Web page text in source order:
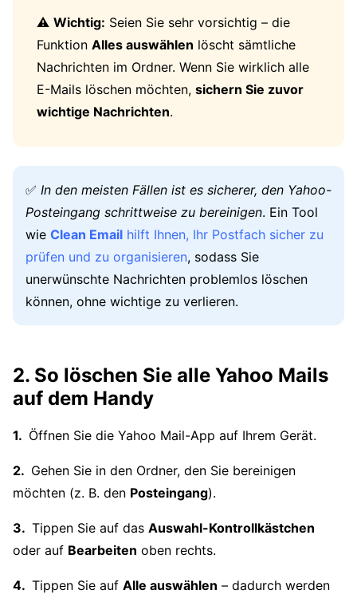
⚠️ Wichtig: Seien Sie sehr vorsichtig – die
Funktion Alles auswählen löscht sämtliche
Nachrichten im Ordner. Wenn Sie wirklich alle
E-Mails löschen möchten, sichern Sie zuvor
wichtige Nachrichten.
✅ In den meisten Fällen ist es sicherer, den Yahoo-
Posteingang schrittweise zu bereinigen. Ein Tool
wie Clean Email hilft Ihnen, Ihr Postfach sicher zu
prüfen und zu organisieren, sodass Sie
unerwünschte Nachrichten problemlos löschen
können, ohne wichtige zu verlieren.
2. So löschen Sie alle Yahoo Mails
auf dem Handy
Öffnen Sie die Yahoo Mail-App auf Ihrem Gerät.
Gehen Sie in den Ordner, den Sie bereinigen
möchten (z. B. den Posteingang).
Tippen Sie auf das Auswahl-Kontrollkästchen
oder auf Bearbeiten oben rechts.
Tippen Sie auf Alle auswählen – dadurch werden